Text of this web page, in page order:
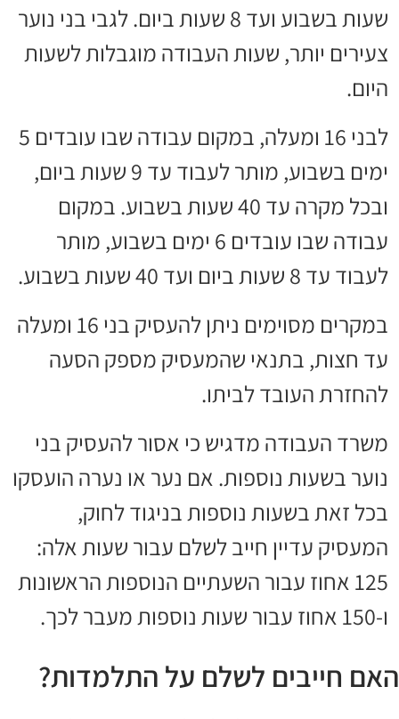
שעות בשבוע ועד 8 שעות ביום. לגבי בני נוער
צעירים יותר, שעות העבודה מוגבלות לשעות
היום.
לבני 16 ומעלה, במקום עבודה שבו עובדים 5
ימים בשבוע, מותר לעבוד עד 9 שעות ביום,
ובכל מקרה עד 40 שעות בשבוע. במקום
עבודה שבו עובדים 6 ימים בשבוע, מותר
לעבוד עד 8 שעות ביום ועד 40 שעות בשבוע.
במקרים מסוימים ניתן להעסיק בני 16 ומעלה
עד חצות, בתנאי שהמעסיק מספק הסעה
להחזרת העובד לביתו.
משרד העבודה מדגיש כי אסור להעסיק בני
נוער בשעות נוספות. אם נער או נערה הועסקו
בכל זאת בשעות נוספות בניגוד לחוק,
המעסיק עדיין חייב לשלם עבור שעות אלה:
125 אחוז עבור השעתיים הנוספות הראשונות
ו-150 אחוז עבור שעות נוספות מעבר לכך.
האם חייבים לשלם על התלמדות?